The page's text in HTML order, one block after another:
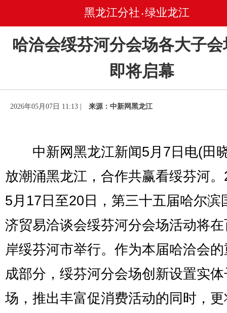
黑龙江分社 • 绿业龙江
哈洽会绥芬河分会场各大子
即将启幕
2026年05月07日 11:13 | 来源：中新网黑龙江
中新网黑龙江新闻5月7日电(田
放潮涌黑龙江，合作共赢看绥芬河
5月17日至20日，第三十五届哈尔滨
济贸易洽谈会绥芬河分会场活动将
岸绥芬河市举行。作为本届哈洽会
成部分，绥芬河分会场创新设置实
场，推出丰富促消费活动的同时，